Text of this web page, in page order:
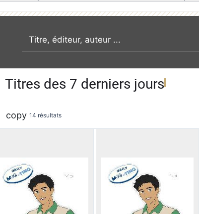
recherche par mot clé
Titres des 7 derniers jours
copy 14 résultats